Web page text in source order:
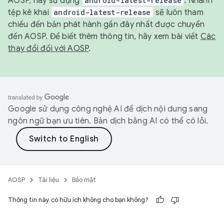
tệp kê khai android-latest-release sẽ luôn tham
chiếu đến bản phát hành gần đây nhất được chuyển
đến AOSP. Để biết thêm thông tin, hãy xem bài viết Các
thay đổi đối với AOSP.
Google sử dụng công nghệ AI để dịch nội dung sang
ngôn ngữ bạn ưu tiên. Bản dịch bằng AI có thể có lỗi.
AOSP Tài liệu Bảo mật
Thông tin này có hữu ích không cho bạn không?